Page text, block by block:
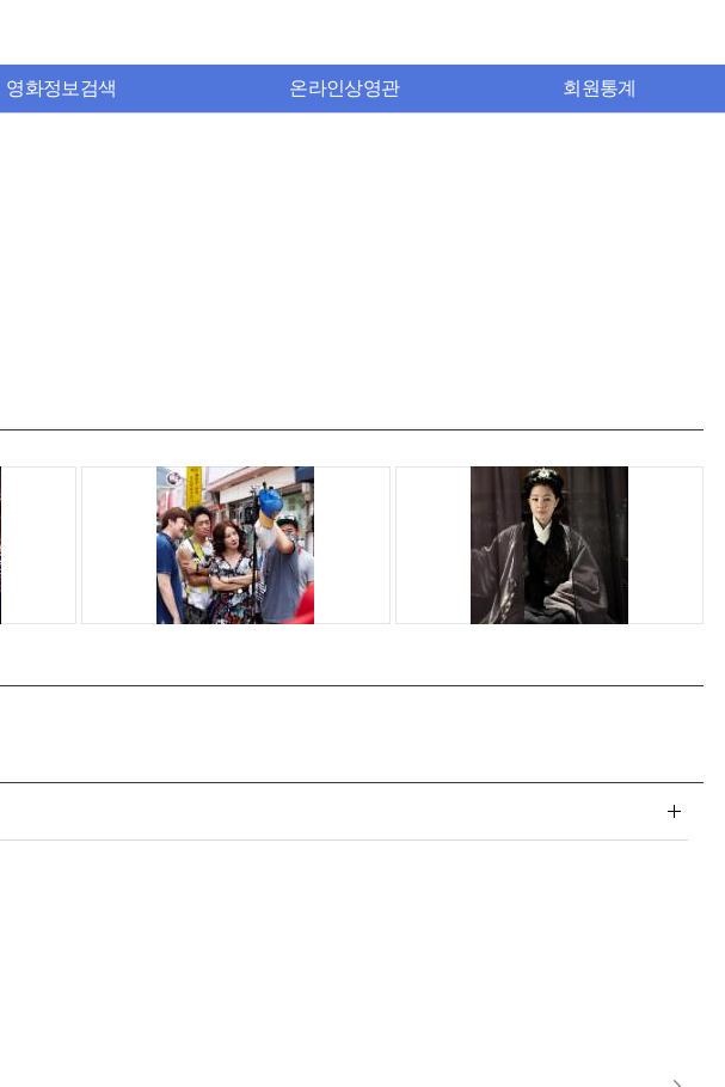
영화정보검색 온라인상영관 회원통계